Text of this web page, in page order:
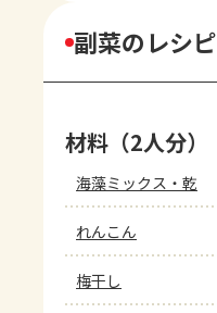
副菜のレシピ
材料（2人分）
海藻ミックス・乾
れんこん
梅干し